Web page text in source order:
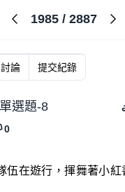
1985/ 2887
論 提交紀錄
選題-8
0
伍在遊行，揮舞著小紅